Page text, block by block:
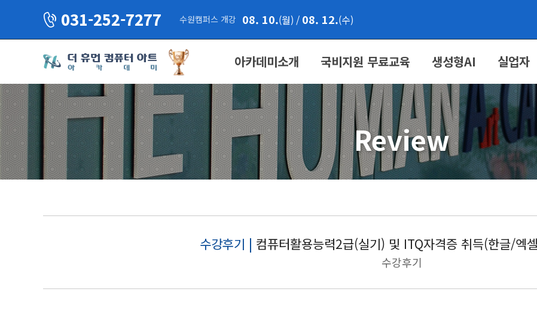
031-252-7277 수원캠퍼스 개강 08. 10.(월) / 08. 12.(수)
아카데미소개 국비지원 무료교육 생성형AI 실업자
Review
수강후기 | 컴퓨터활용능력2급(실기) 및 ITQ자격증 취득(한글/엑
수강후기